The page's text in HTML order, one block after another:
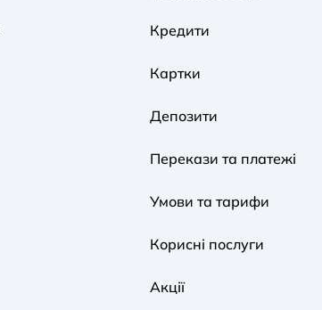
Кредити
Картки
Депозити
Перекази та платежі
Умови та тарифи
Корисні послуги
Акції